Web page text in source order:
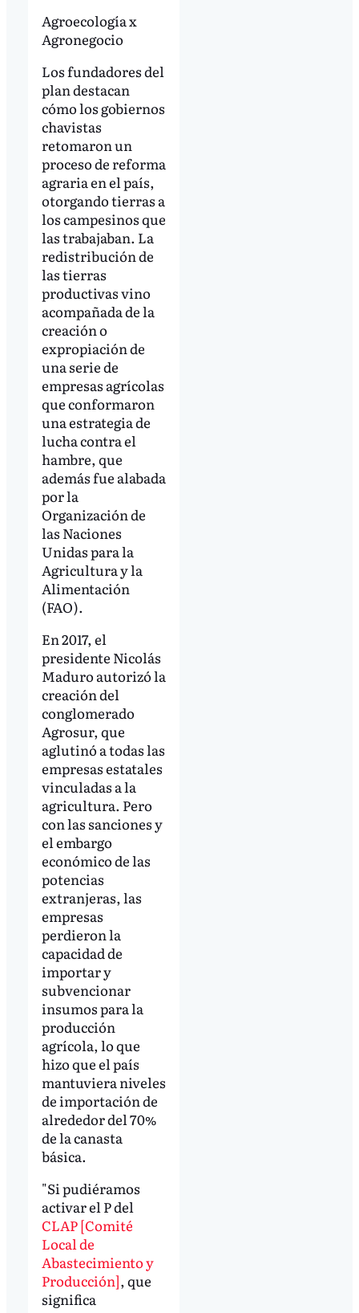
Agroecología x
Agronegocio
Los fundadores del
plan destacan
cómo los gobiernos
chavistas
retomaron un
proceso de reforma
agraria en el país,
otorgando tierras a
los campesinos que
las trabajaban. La
redistribución de
las tierras
productivas vino
acompañada de la
creación o
expropiación de
una serie de
empresas agrícolas
que conformaron
una estrategia de
lucha contra el
hambre, que
además fue alabada
por la
Organización de
las Naciones
Unidas para la
Agricultura y la
Alimentación
(FAO).
En 2017, el
presidente Nicolás
Maduro autorizó la
creación del
conglomerado
Agrosur, que
aglutinó a todas las
empresas estatales
vinculadas a la
agricultura. Pero
con las sanciones y
el embargo
económico de las
potencias
extranjeras, las
empresas
perdieron la
capacidad de
importar y
subvencionar
insumos para la
producción
agrícola, lo que
hizo que el país
mantuviera niveles
de importación de
alrededor del 70%
de la canasta
básica.
"Si pudiéramos
activar el P del
CLAP [Comité
Local de
Abastecimiento y
Producción], que
significa